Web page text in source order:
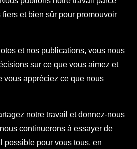
et bien sûr pour promouvoir
et nos publications, vous nous
sur ce que vous aimez et
vous appréciez ce que nous
notre travail et donnez-nous
continuerons à essayer de
possible pour vous tous, en